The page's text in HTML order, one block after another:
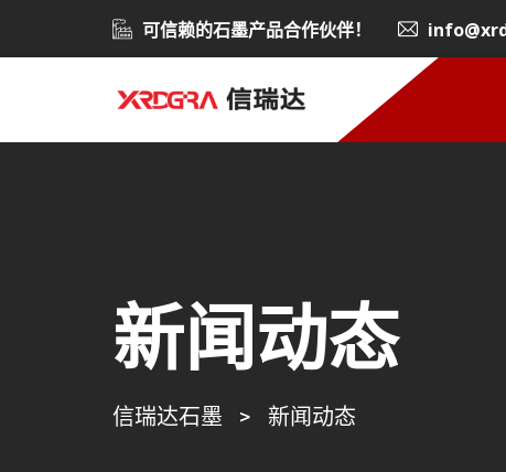
可信赖的石墨产品合作伙伴！
新闻动态
信瑞达石墨 > 新闻动态